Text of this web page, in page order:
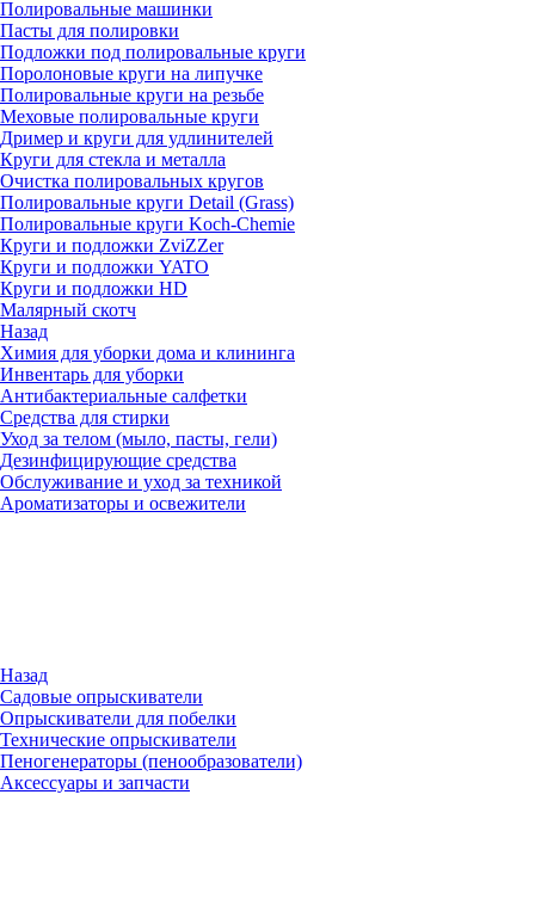
Полировальные машинки
Пасты для полировки
Подложки под полировальные круги
Поролоновые круги на липучке
Полировальные круги на резьбе
Меховые полировальные круги
Дример и круги для удлинителей
Круги для стекла и металла
Очистка полировальных кругов
Полировальные круги Detail (Grass)
Полировальные круги Koch-Chemie
Круги и подложки ZviZZer
Круги и подложки YATO
Круги и подложки HD
Малярный скотч
Назад
Химия для уборки дома и клининга
Инвентарь для уборки
Антибактериальные салфетки
Средства для стирки
Уход за телом (мыло, пасты, гели)
Дезинфицирующие средства
Обслуживание и уход за техникой
Ароматизаторы и освежители
Назад
Садовые опрыскиватели
Опрыскиватели для побелки
Технические опрыскиватели
Пеногенераторы (пенообразователи)
Аксессуары и запчасти